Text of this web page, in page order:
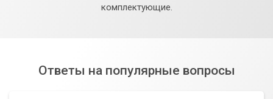
комплектующие.
Ответы на популярные вопросы